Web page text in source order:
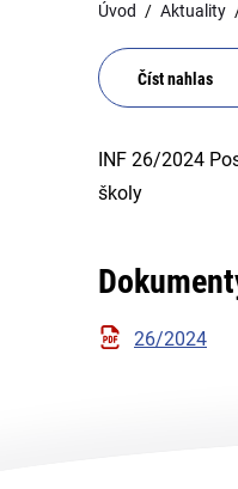
Úvod Aktuality
Číst nahlas
INF 26/2024
školy
26/2024